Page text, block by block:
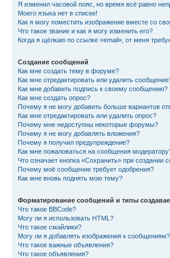
Я изменил часовой пояс, но время всё равно
Моего языка нет в списке!
Как я могу поместить изображение вместе со
Что такое звание и как я могу изменить его?
Когда я щёлкаю по ссылке «email», от меня
Создание сообщений
Как мне создать тему в форуме?
Как мне отредактировать или удалить
Как мне добавить подпись к своему сообщению?
Как мне создать опрос?
Почему я не могу добавить больше вариантов
Как мне отредактировать или удалить опрос?
Почему мне недоступны некоторые форумы?
Почему я не могу добавлять вложения?
Почему я получил предупреждение?
Как мне пожаловаться на сообщения
Что означает кнопка «Сохранить» при создании
Почему моё сообщение требует одобрения?
Как мне вновь поднять мою тему?
Форматирование сообщений и типы
Что такое BBCode?
Могу ли я использовать HTML?
Что такое смайлики?
Могу ли я добавлять изображения к сообщениям?
Что такое важные объявления?
Что такое объявления?